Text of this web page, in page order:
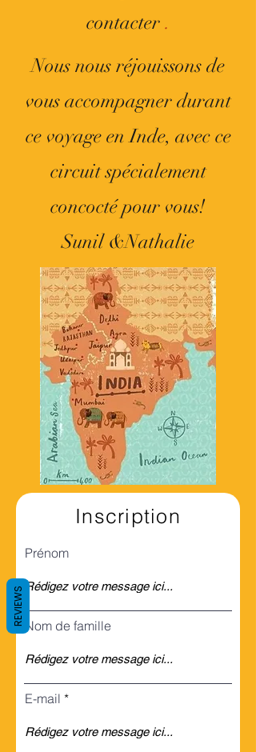
contacter .
Nous nous réjouissons de
vous accompagner durant
ce voyage en Inde, avec ce
circuit spécialement
concocté pour vous!
Sunil &Nathalie
Inscription
Prénom
Nom de famille
E-mail
REVIEWS